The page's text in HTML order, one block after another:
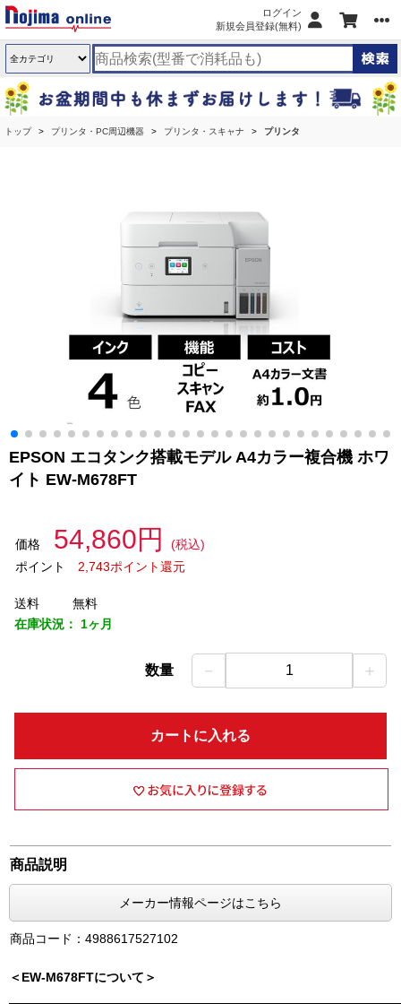
ログイン
新規会員登録(無料)
トップ プリンタ・PC周辺機器 プリンタ・スキャナ プリンタ
EPSON エコタンク搭載モデル A4カラー複合機 ホワ
イト EW-M678FT
価格 54,860円
(税込)
ポイント
2,743ポイント還元
送料
無料
在庫状況： 1ヶ月
数量 － 1 ＋
カートに入れる
商品説明
メーカー情報ページはこちら
商品コード：4988617527102
＜EW-M678FTについて＞